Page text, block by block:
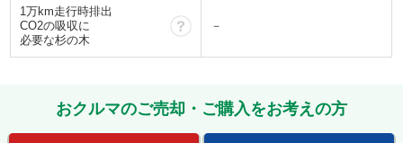
1万km走行時排出
CO2の吸収に
必要な杉の木
－
おクルマのご売却・ご購入をお考えの方